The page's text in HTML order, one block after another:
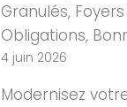
Granulés,
Obligations,
4 juin 2026
Modernisez